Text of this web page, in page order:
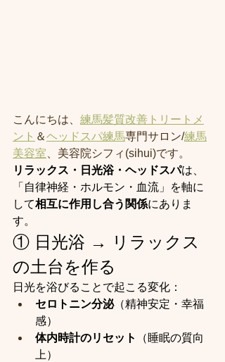
こんにちは、 練馬髪質改善トリートメ
ント ＆ヘッドスパ練馬専門サロン/練馬
美容室、美容院シフィ(sihui)です。
リラックス・日光浴・ヘッドスパは、
「自律神経・ホルモン・血流」を軸に
して相互に作用し合う関係にありま
す。
① 日光浴 → リラックス
の土台を作る
日光を浴びることで起こる変化：
セロトニン分泌（精神安定・幸福
感）
体内時計のリセット
（睡眠の質向
上）